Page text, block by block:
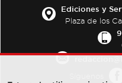
Ediciones y
Plaza de los